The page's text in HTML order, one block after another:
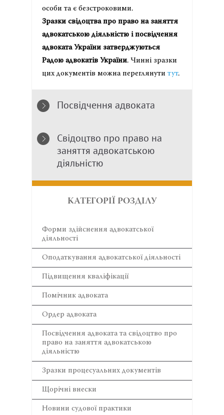
особи та є безстроковими.
Зразки свідоцтва про право на заняття
адвокатською діяльністю і посвідчення
адвоката України затверджуються
Радою адвокатів України. Чинні зразки
цих документів можна переглянути тут.
Посвідчення адвоката
Свідоцтво про право на
заняття адвокатською
діяльністю
КАТЕГОРІЇ РОЗДІЛУ
Форми здійснення адвокатської
діяльності
Оподаткування адвокатської діяльності
Підвищення кваліфікації
Помічник адвоката
Ордер адвоката
Посвідчення адвоката та свідоцтво про
право на заняття адвокатською
діяльністю
Зразки процесуальних документів
Щорічні внески
Новини судової практики